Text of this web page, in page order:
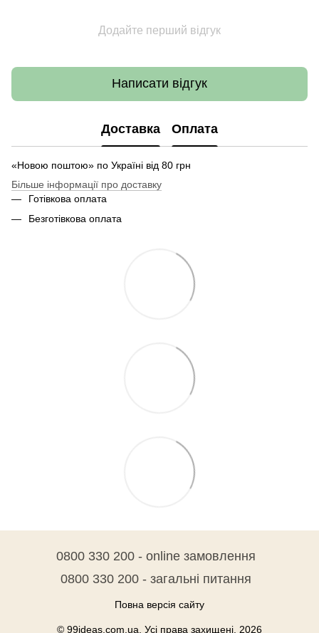
Додайте перший відгук
Написати відгук
Доставка Оплата
«Новою поштою» по Україні від 80 грн
Більше інформації про доставку
Готівкова оплата
Безготівкова оплата
0800 330 200 - online замовлення
0800 330 200 - загальні питання
Повна версія сайту
© 99ideas.com.ua. Усі права захищені. 2026